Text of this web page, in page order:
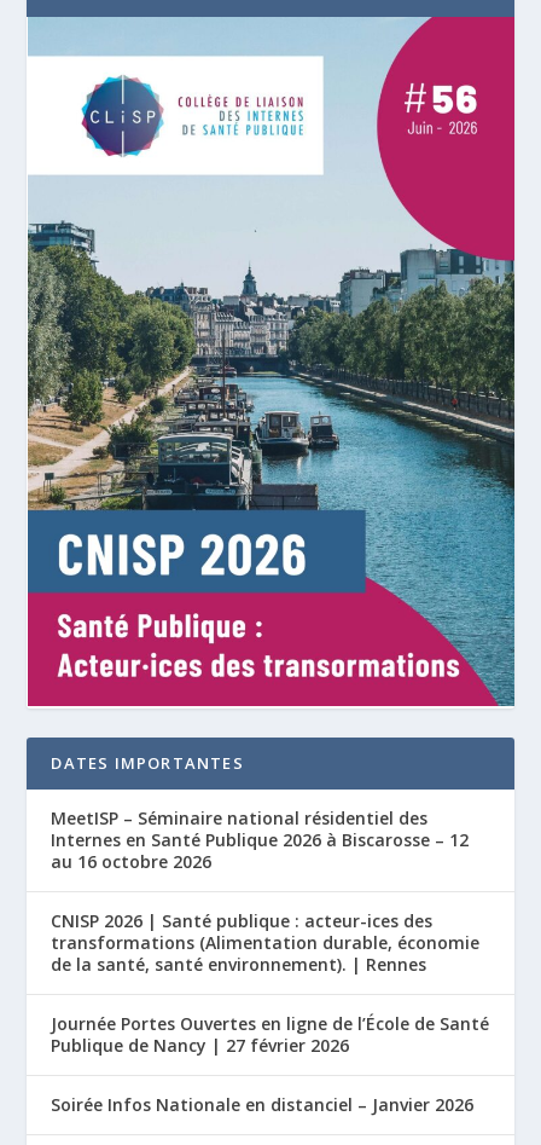
DATES IMPORTANTES
MeetISP – Séminaire national résidentiel des
Internes en Santé Publique 2026 à Biscarosse – 12
au 16 octobre 2026
CNISP 2026 | Santé publique : acteur-ices des
transformations (Alimentation durable, économie
de la santé, santé environnement). | Rennes
Journée Portes Ouvertes en ligne de l’École de Santé
Publique de Nancy | 27 février 2026
Soirée Infos Nationale en distanciel – Janvier 2026